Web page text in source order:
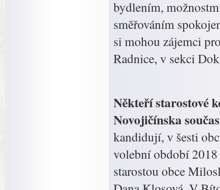
bydlením,
směřováním
si mohou zájemci
Radnice, v sekci
Někteří starostové
Novojičínska
kandidují, v šesti
volební období
starostou obce